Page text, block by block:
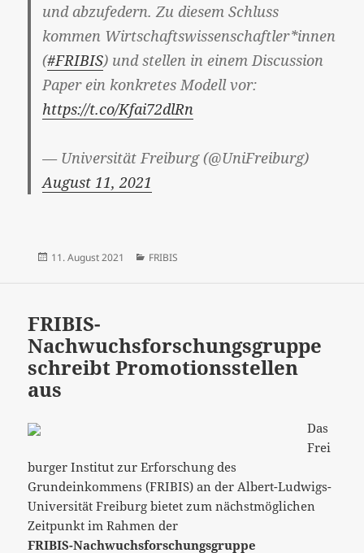
und abzufedern. Zu diesem Schluss
kommen Wirtschaftswissenschaftler*innen
(#FRIBIS) und stellen in einem Discussion
Paper ein konkretes Modell vor:
https://t.co/Kfai72dlRn
— Universität Freiburg (@UniFreiburg)
August 11, 2021
Veröffentlicht
11. August 2021 Kategorien
FRIBIS
FRIBIS-
Nachwuchsforschungsgruppe
schreibt Promotionsstellen
aus
Das
Frei
burger Institut zur Erforschung des
Grundeinkommens (FRIBIS) an der Albert-Ludwigs-
Universität Freiburg bietet zum nächstmöglichen
Zeitpunkt im Rahmen der
FRIBIS-Nachwuchsforschungsgruppe